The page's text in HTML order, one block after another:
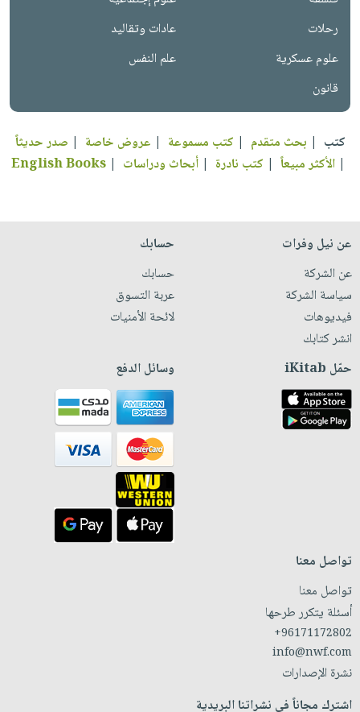
رحلات
عادات وتقاليد
علوم عسكرية
علم النفس
قانون
كتب | بحث متقدم | كتب مسموعة | عروض خاصة | صدر حديثاً
| الأكثر مبيعاً | كتب نادرة | أبحاث ودراسات |
English Books
عن نيل وفرات
عن الشركة
سياسة الشركة
فيديوهات
انشر كتابك
حسابك
حسابك
عربة التسوق
لائحة الأمنيات
حمّل iKitab وسائل الدفع
تواصل معنا
تواصل معنا
أسئلة يتكرر طرحها
+96171172802
info@nwf.com
نشرة الإصدارات
اشترك مجاناً في نشراتنا البريدية